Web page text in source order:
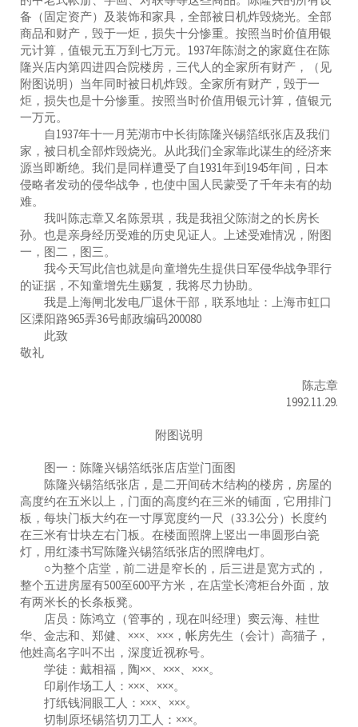
备（固定资产）及装饰和家具，全部被日机炸毁烧光。全部
商品和财产，毁于一炬，损失十分惨重。按照当时价值用银
元计算，值银元五万到七万元。1937年陈澍之的家庭住在陈
隆兴店内第四进四合院楼房，三代人的全家所有财产，（见
附图说明）当年同时被日机炸毁。全家所有财产，毁于一
炬，损失也是十分惨重。按照当时价值用银元计算，值银元
一万元。
自1937年十一月芜湖市中长街陈隆兴锡箔纸张店及我们
家，被日机全部炸毁烧光。从此我们全家靠此谋生的经济来
源当即断绝。我们是同样遭受了自1931年到1945年间，日本
侵略者发动的侵华战争，也使中国人民蒙受了千年未有的劫
难。
我叫陈志章又名陈景琪，我是我祖父陈澍之的长房长
孙。也是亲身经历受难的历史见证人。上述受难情况，附图
一，图二，图三。
我今天写此信也就是向童增先生提供日军侵华战争罪行
的证据，不知童增先生赐复，我将尽力协助。
我是上海闸北发电厂退休干部，联系地址：上海市虹口
区溧阳路965弄36号邮政编码200080
此致
敬礼
陈志章
1992.11.29.
附图说明
图一：陈隆兴锡箔纸张店店堂门面图
陈隆兴锡箔纸张店，是二开间砖木结构的楼房，房屋的
高度约在五米以上，门面的高度约在三米的铺面，它用排门
板，每块门板大约在一寸厚宽度约一尺（33.3公分）长度约
在三米有廿块左右门板。在楼面照牌上竖出一串圆形白瓷
灯，用红漆书写陈隆兴锡箔纸张店的照牌电灯。
○为整个店堂，前二进是窄长的，后三进是宽方式的，
整个五进房屋有500至600平方米，在店堂长湾柜台外面，放
有两米长的长条板凳。
店员：陈鸿立（管事的，现在叫经理）窦云海、桂世
华、金志和、郑健、×××、×××，帐房先生（会计）高猫子，
他姓高名字叫不出，深度近视称号。
学徒：戴相福，陶××、×××、×××。
印刷作场工人：×××、×××。
打纸钱洞眼工人：×××、×××。
切制原坯锡箔切刀工人：×××。